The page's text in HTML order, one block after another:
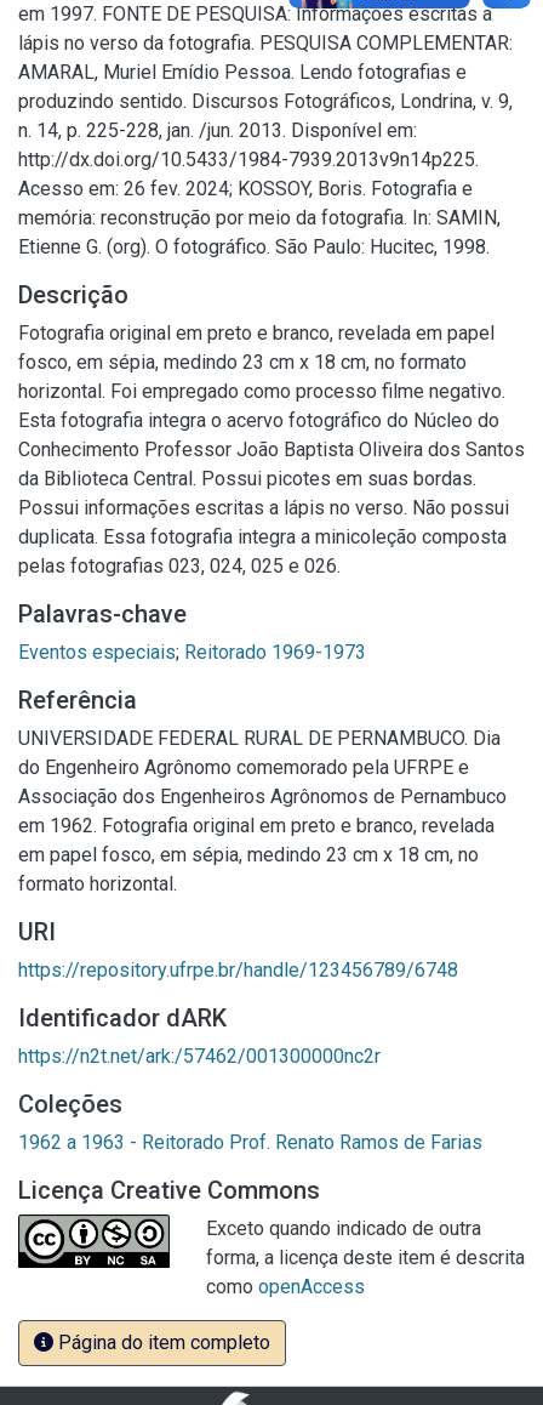
em 1997. FONTE DE PESQUISA: Informações escritas a
lápis no verso da fotografia. PESQUISA COMPLEMENTAR:
AMARAL, Muriel Emídio Pessoa. Lendo fotografias e
produzindo sentido. Discursos Fotográficos, Londrina, v. 9,
n. 14, p. 225-228, jan. /jun. 2013. Disponível em:
http://dx.doi.org/10.5433/1984-7939.2013v9n14p225.
Acesso em: 26 fev. 2024; KOSSOY, Boris. Fotografia e
memória: reconstrução por meio da fotografia. In: SAMIN,
Etienne G. (org). O fotográfico. São Paulo: Hucitec, 1998.
Descrição
Fotografia original em preto e branco, revelada em papel
fosco, em sépia, medindo 23 cm x 18 cm, no formato
horizontal. Foi empregado como processo filme negativo.
Esta fotografia integra o acervo fotográfico do Núcleo do
Conhecimento Professor João Baptista Oliveira dos Santos
da Biblioteca Central. Possui picotes em suas bordas.
Possui informações escritas a lápis no verso. Não possui
duplicata. Essa fotografia integra a minicoleção composta
pelas fotografias 023, 024, 025 e 026.
Palavras-chave
Eventos especiais; Reitorado 1969-1973
Referência
UNIVERSIDADE FEDERAL RURAL DE PERNAMBUCO. Dia
do Engenheiro Agrônomo comemorado pela UFRPE e
Associação dos Engenheiros Agrônomos de Pernambuco
em 1962. Fotografia original em preto e branco, revelada
em papel fosco, em sépia, medindo 23 cm x 18 cm, no
formato horizontal.
URI
https://repository.ufrpe.br/handle/123456789/6748
Identificador dARK
https://n2t.net/ark:/57462/001300000nc2r
Coleções
1962 a 1963 - Reitorado Prof. Renato Ramos de Farias
Licença Creative Commons
Exceto quando indicado de outra
forma, a licença deste item é descrita
como openAccess
Página do item completo